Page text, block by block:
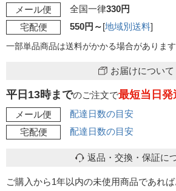
メール便
全国一律330円
宅配便
550円～[地域別送料]
一部単品商品は送料がかかる場合があります
お届けについて
平日13時までのご注文で最短当日発
メール便
配達日数の目安
宅配便
配達日数の目安
返品・交換・保証に
ご購入から1年以内の未使用商品であれば